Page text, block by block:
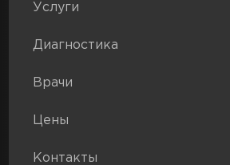
Услуги
Диагностика
Врачи
Цены
Контакты